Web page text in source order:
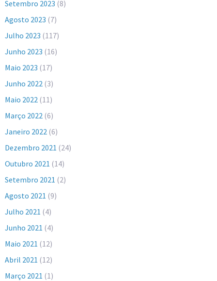
Setembro 2023 (8)
Agosto 2023 (7)
Julho 2023 (117)
Junho 2023 (16)
Maio 2023 (17)
Junho 2022 (3)
Maio 2022 (11)
Março 2022 (6)
Janeiro 2022 (6)
Dezembro 2021 (24)
Outubro 2021 (14)
Setembro 2021 (2)
Agosto 2021 (9)
Julho 2021 (4)
Junho 2021 (4)
Maio 2021 (12)
Abril 2021 (12)
Março 2021 (1)